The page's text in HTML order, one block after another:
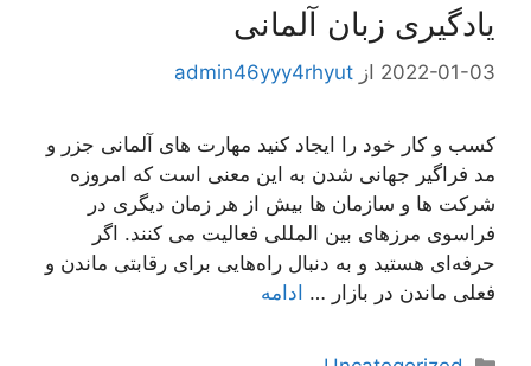
یادگیری زبان آلمانی
2022-01-03 از admin46yyy4rhyut
کسب و کار خود را ایجاد کنید مهارت های آلمانی جزر و
مد فراگیر جهانی شدن به این معنی است که امروزه
شرکت ها و سازمان ها بیش از هر زمان دیگری در
فراسوی مرزهای بین المللی فعالیت می کنند. اگر
حرفه‌ای هستید و به دنبال راه‌هایی برای رقابتی ماندن و
فعلی ماندن در بازار … ادامه
دسته‌ها